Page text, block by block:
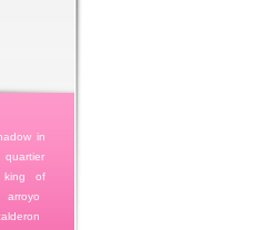
in
quartier
king of
arroyo